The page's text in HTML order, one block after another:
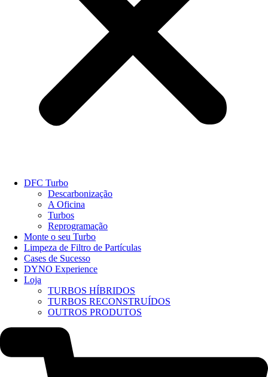
DFC Turbo
Descarbonização
A Oficina
Turbos
Reprogramação
Monte o seu Turbo
Limpeza de Filtro de Partículas
Cases de Sucesso
DYNO Experience
Loja
TURBOS HÍBRIDOS
TURBOS RECONSTRUÍDOS
OUTROS PRODUTOS